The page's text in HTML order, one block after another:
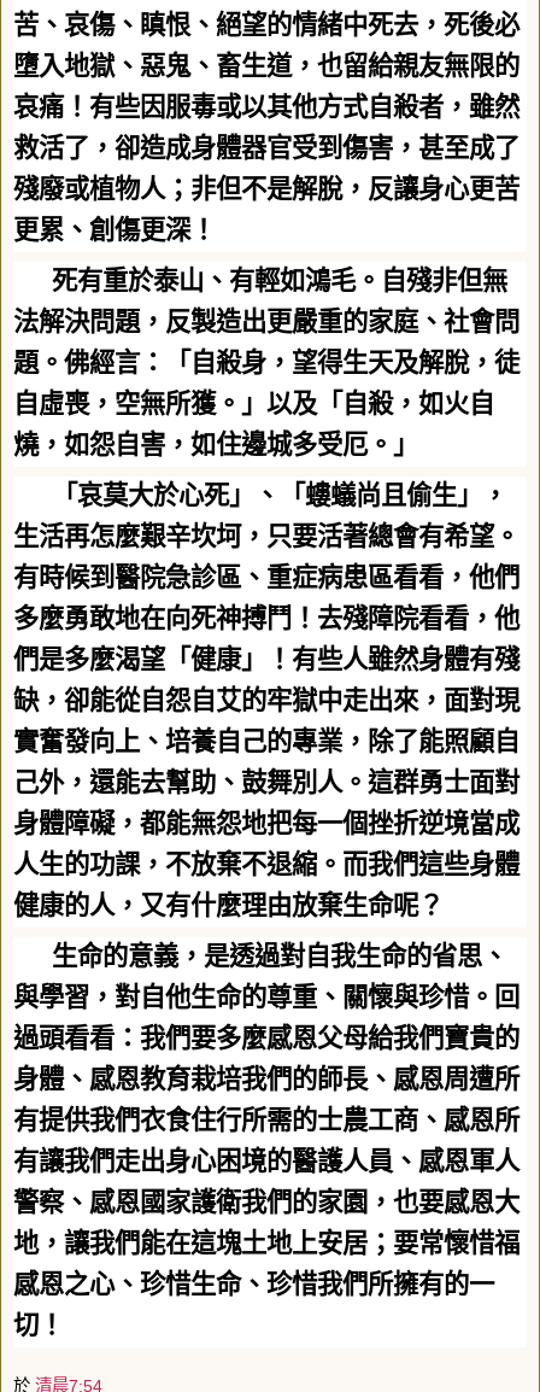
苦、哀傷、瞋恨、絕望的情緒中死去，死後必
墮入地獄、惡鬼、畜生道，也留給親友無限的
哀痛！有些因服毒或以其他方式自殺者，雖然
救活了，卻造成身體器官受到傷害，甚至成了
殘廢或植物人；非但不是解脫，反讓身心更苦
更累、創傷更深！
死有重於泰山、有輕如鴻毛。自殘非但無
法解決問題，反製造出更嚴重的家庭、社會問
題。佛經言：「自殺身，望得生天及解脫，徒
自虛喪，空無所獲。」以及「自殺，如火自
燒，如怨自害，如住邊城多受厄。」
「哀莫大於心死」、「螻蟻尚且偷生」，
生活再怎麼艱辛坎坷，只要活著總會有希望。
有時候到醫院急診區、重症病患區看看，他們
多麼勇敢地在向死神搏鬥！去殘障院看看，他
們是多麼渴望「健康」！有些人雖然身體有殘
缺，卻能從自怨自艾的牢獄中走出來，面對現
實奮發向上、培養自己的專業，除了能照顧自
己外，還能去幫助、鼓舞別人。這群勇士面對
身體障礙，都能無怨地把每一個挫折逆境當成
人生的功課，不放棄不退縮。而我們這些身體
健康的人，又有什麼理由放棄生命呢？
生命的意義，是透過對自我生命的省思、
與學習，對自他生命的尊重、關懷與珍惜。回
過頭看看：我們要多麼感恩父母給我們寶貴的
身體、感恩教育栽培我們的師長、感恩周遭所
有提供我們衣食住行所需的士農工商、感恩所
有讓我們走出身心困境的醫護人員、感恩軍人
警察、感恩國家護衛我們的家園，也要感恩大
地，讓我們能在這塊土地上安居；要常懷惜福
感恩之心、珍惜生命、珍惜我們所擁有的一
切！
於 清晨7:54